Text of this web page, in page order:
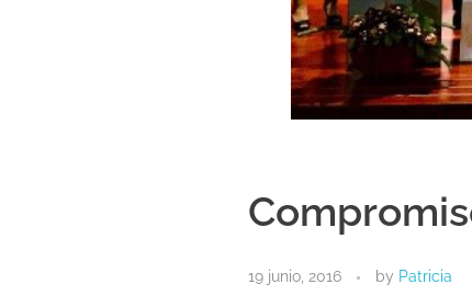
19 junio, 2016 by Patricia